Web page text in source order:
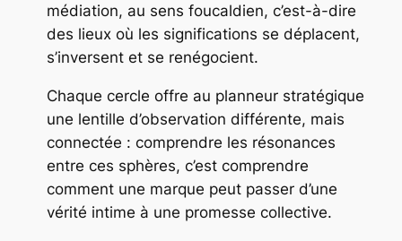
médiation, au sens foucaldien, c’est-à-dire
des lieux où les significations se déplacent,
s’inversent et se renégocient.
Chaque cercle offre au planneur stratégique
une lentille d’observation différente, mais
connectée : comprendre les résonances
entre ces sphères, c’est comprendre
comment une marque peut passer d’une
vérité intime à une promesse collective.